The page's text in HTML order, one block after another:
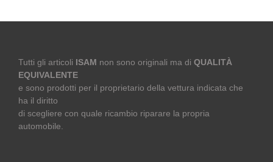
Tutti gli articoli ISAM non sono originali ma di QUALITÀ
EQUIVALENTE
e sono prodotti per il proprietario della vettura indicata che
ha il diritto
di scegliere con quale ricambio riparare la propria
automobile.